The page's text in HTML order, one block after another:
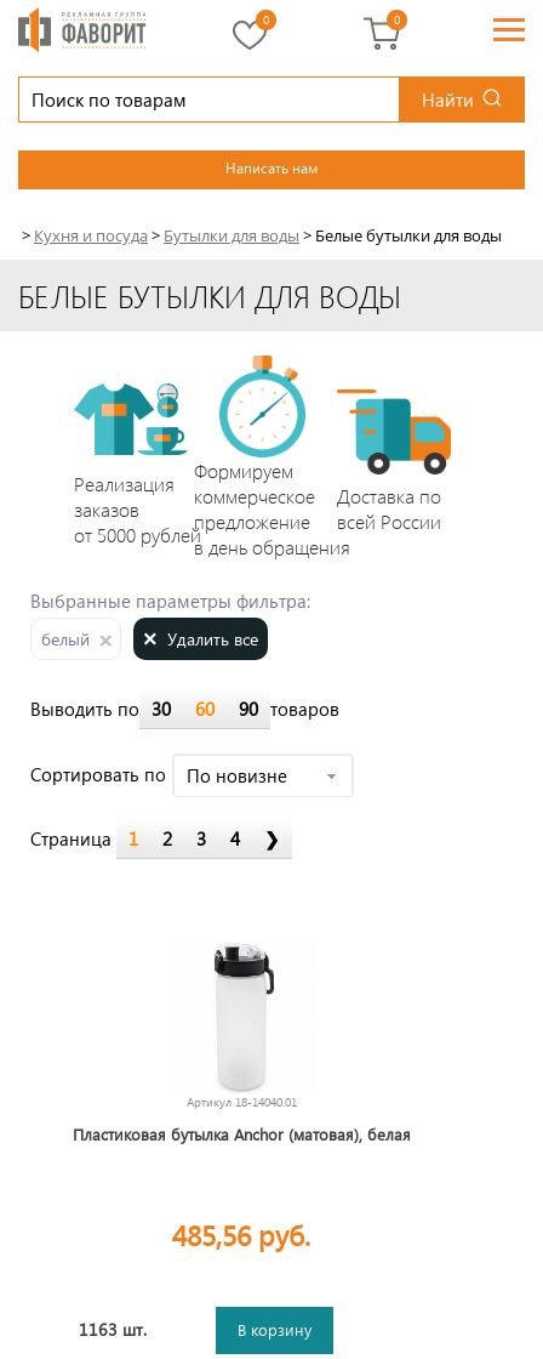
Найти
Написать нам
0 0
> Кухня и посуда> Бутылки для воды > Белые бутылки для воды
БЕЛЫЕ БУТЫЛКИ ДЛЯ ВОДЫ
Реализация
заказов
от 5000 рублей
Формируем
коммерческое
предложение
в день обращения
Доставка по
всей России
Выбранные параметры фильтра:
белый Удалить все
Выводить по 30 60 90 товаров
Cортировать по По новизне
Страница 1 2 3 4 ❯
Артикул 18-14040.01
Пластиковая бутылка Anchor (матовая), белая
485,56 руб.
1163 шт. В корзину